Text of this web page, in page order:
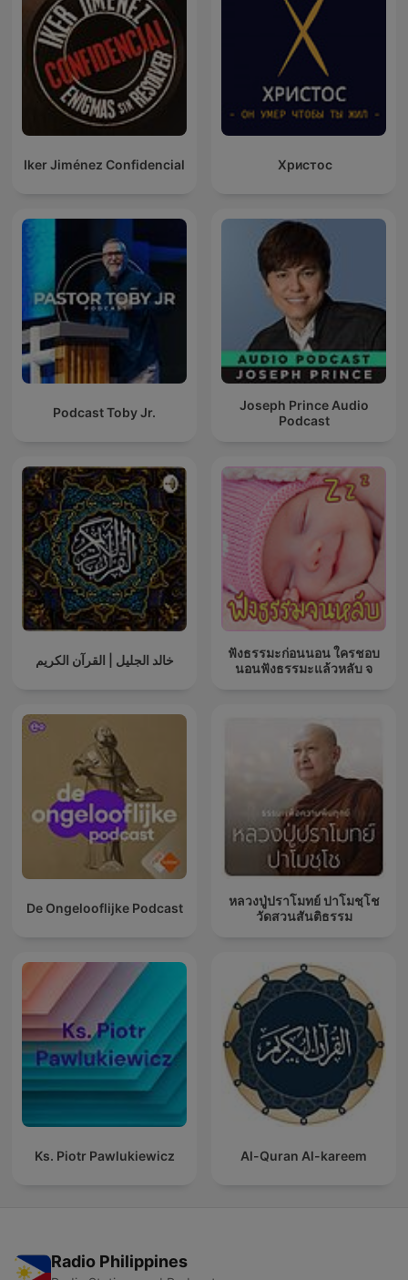
Iker Jiménez Confidencial Христос
Podcast Toby Jr.
Joseph Prince Audio
Podcast
خالد الجليل | القرآن الكريم
ฟังธรรมะก่อนนอน ใครชอบ
นอนฟังธรรมะแล้วหลับ จ
De Ongelooflijke Podcast
หลวงปู่ปราโมทย์ ปาโมชฺโช
วัดสวนสันติธรรม
Ks. Piotr Pawlukiewicz Al-Quran Al-kareem
Radio Philippines